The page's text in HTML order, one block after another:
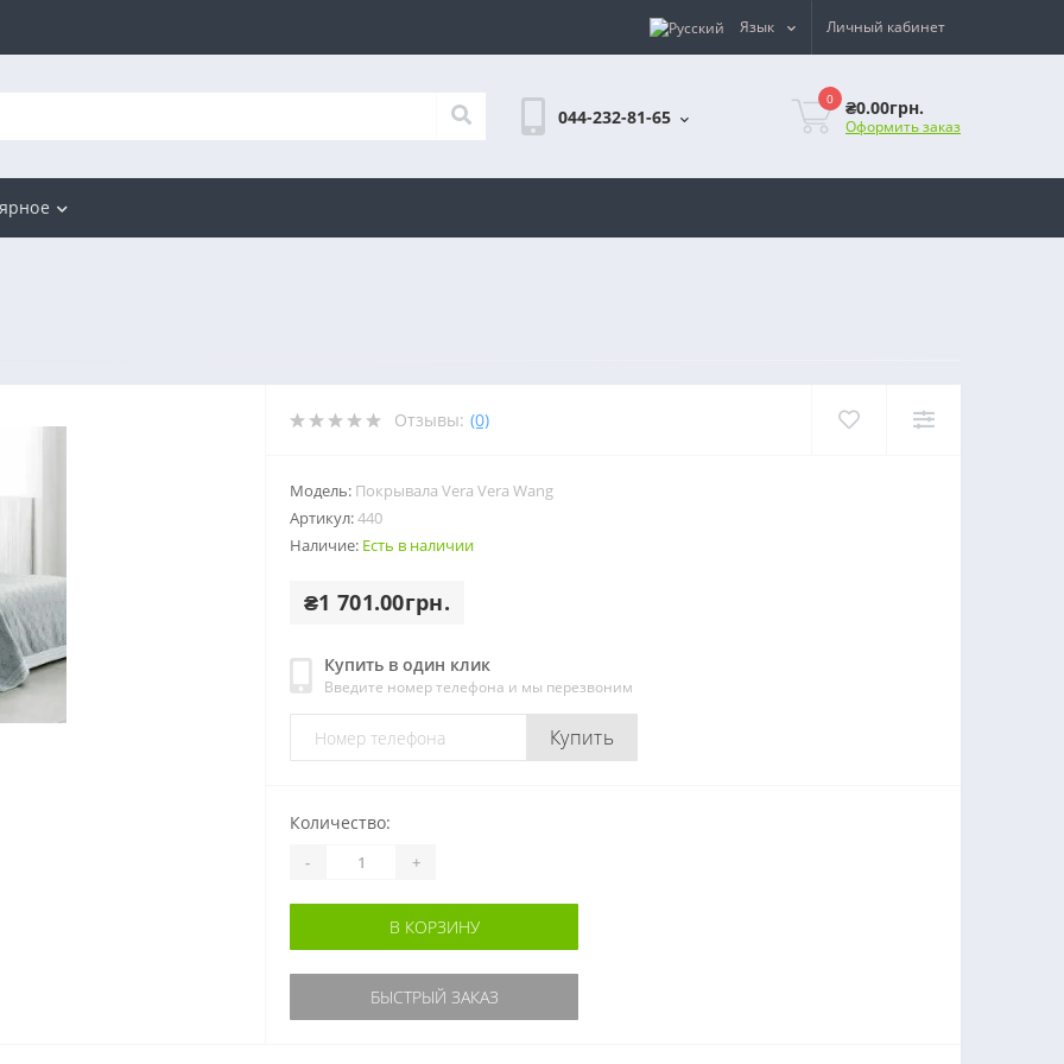
Язык Личный кабинет
044-232-81-65
0 ₴0.00грн.
Оформить заказ
Отзывы: (0)
Модель: Покрывала Vera Vera Wang
Артикул:440
Наличие: Есть в наличии
₴1 701.00грн.
Купить в один клик
Введите номер телефона и мы перезвоним
Купить
Количество:
- +
В КОРЗИНУ
БЫСТРЫЙ ЗАКАЗ